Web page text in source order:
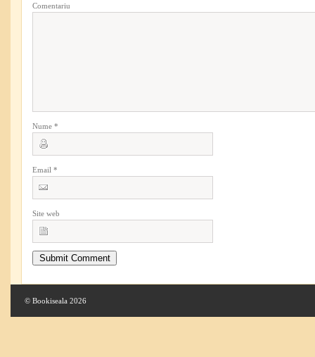
Comentariu
Nume *
Email *
Site web
© Bookiseala 2026